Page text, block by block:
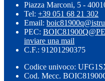
Piazza Marconi, 5 -
Tel: +39 051 68 21 302
Email:
PEC:
inviare una mail
C.F.: 91201290375
Codice univoco:
Cod. Mecc.